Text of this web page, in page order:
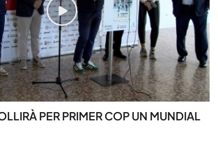
PER PRIMER COP UN MUNDIAL